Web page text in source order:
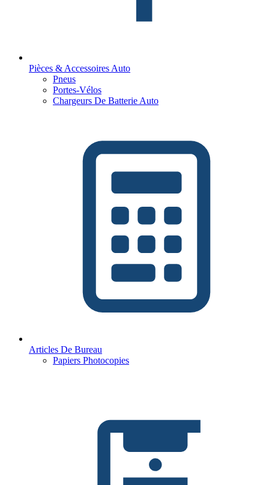
Pièces & Accessoires Auto
Pneus
Portes-Vélos
Chargeurs De Batterie Auto
Articles De Bureau
Papiers Photocopies